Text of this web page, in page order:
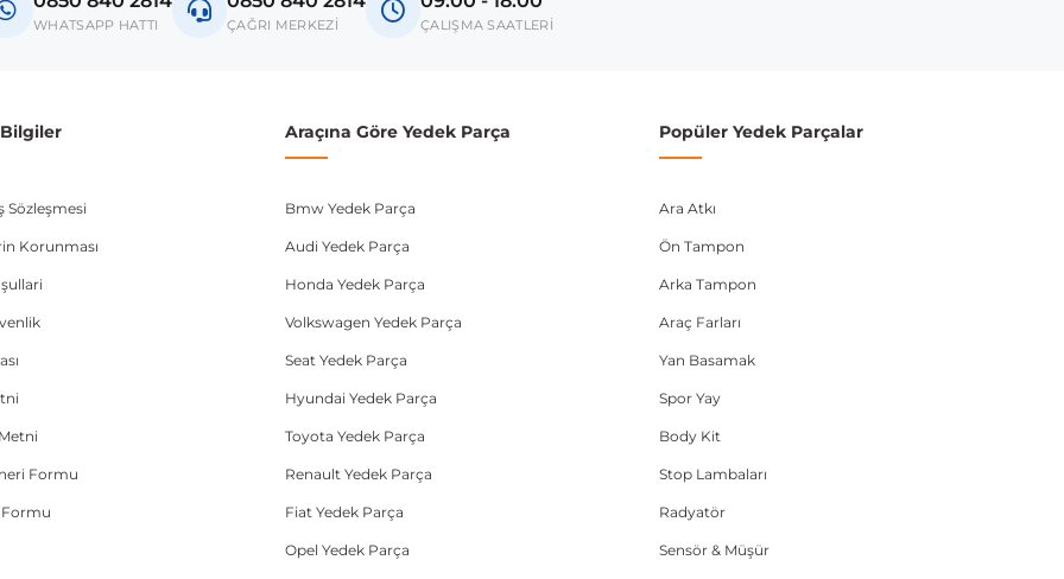
ve kasa tipleri kullanabilmektedir. Sipariş vermeden önce OEM numarası veya şasi numarası ile uyumluluğu kontrol
WHATSAPP HATTI ÇAĞRI MERKEZİ ÇALIŞMA SAATLERİ
Sözleşmesi
Korunması
Formu
Formu
Araçına Göre Yedek Parça
Bmw Yedek Parça
Audi Yedek Parça
Honda Yedek Parça
Volkswagen Yedek Parça
Seat Yedek Parça
Hyundai Yedek Parça
Toyota Yedek Parça
Renault Yedek Parça
Fiat Yedek Parça
Opel Yedek Parça
Popüler Yedek Parçalar
Ara Atkı
Ön Tampon
Arka Tampon
Araç Farları
Yan Basamak
Spor Yay
Body Kit
Stop Lambaları
Radyatör
Sensör & Müşür